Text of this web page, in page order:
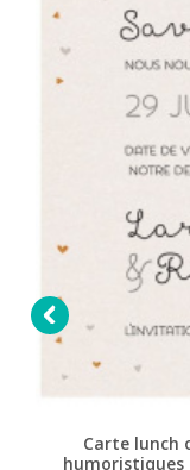

Carte lunch
humoristiques